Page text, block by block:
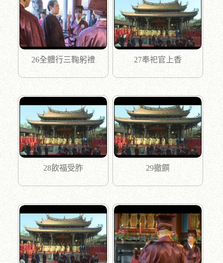
26全體行三鞠躬禮 27奉祀官上香
28飲福受胙 29撤饌